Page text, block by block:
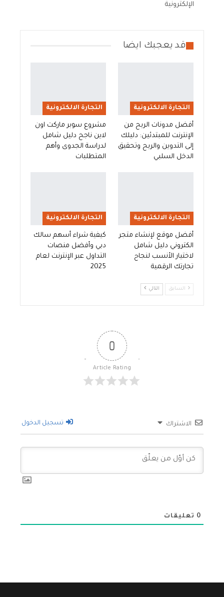
الإلكترونية
قد يعجبك ايضا
التجارة الالكترونية
أفضل مدونات الربح من
الإنترنت للمبتدئين: دليلك
إلى التدوين والربح وتحقيق
الدخل السلبي
التجارة الالكترونية
مشروع سوبر ماركت اون
لاين ناجح دليل شامل
لدراسة الجدوى وأهم
المتطلبات
التجارة الالكترونية
أفضل موقع لإنشاء متجر
الكتروني دليل شامل
لاختيار الأنسب لنجاح
تجارتك الرقمية
التجارة الالكترونية
كيفية شراء أسهم سالك
دبي وأفضل منصات
التداول عبر الإنترنت لعام
2025
السابق التالي
0
Article Rating
الاشتراك تسجيل الدخول
0 تعليقات